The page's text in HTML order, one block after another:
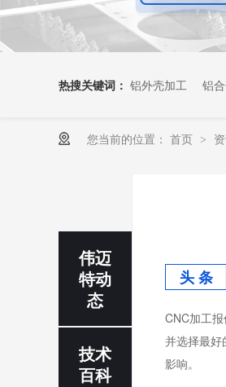
热搜关键词： 铝外壳加工 铝
您当前的位置： 首页 >
头 条
CNC加工
并选择最
影响。
伟迈
特动
态
技术
百科